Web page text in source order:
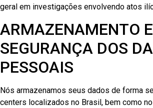
geral em investigações envolvendo atos
ARMAZENAMENTO E
SEGURANÇA DOS
PESSOAIS
Nós armazenamos seus dados de forma
centers localizados no Brasil, bem como